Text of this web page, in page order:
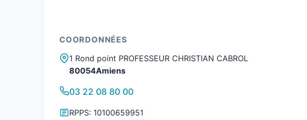
COORDONNÉES
1 Rond point PROFESSEUR CHRISTIAN CABROL
80054Amiens
03 22 08 80 00
RPPS: 10100659951